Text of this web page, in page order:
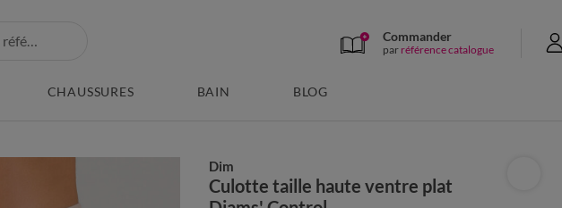
Commander
par référence catalogue
CHAUSSURES BAIN BLOG
Dim
Culotte taille haute ventre plat